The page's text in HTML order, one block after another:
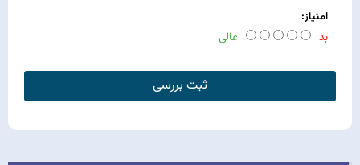
امتیاز:
بد عالی
ثبت بررسی